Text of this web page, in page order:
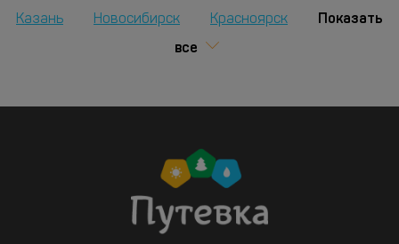
Казань Новосибирск Красноярск
Показать
все